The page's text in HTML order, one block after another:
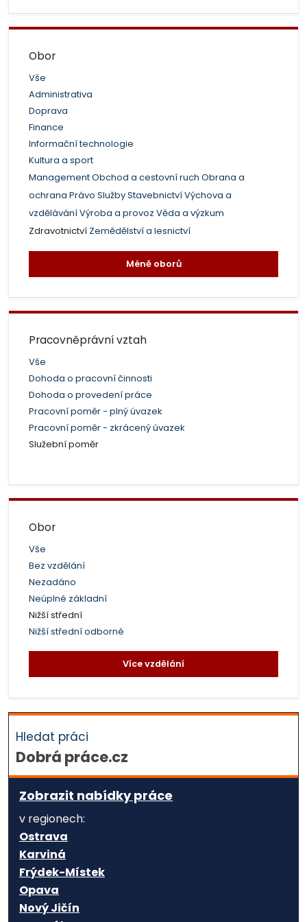
Obor
Vše
Administrativa
Doprava
Finance
Informační technologie
Kultura a sport
ManagementObchod a cestovní ruch Obrana a
ochrana Právo SlužbyStavebnictvíVýchova a
vzděláváníVýroba a provoz Věda a výzkum
Zdravotnictví Zemědělství a lesnictví
Méně oborů
Pracovněprávní vztah
Vše
Dohoda o pracovní činnosti
Dohoda o provedení práce
Pracovní poměr - plný úvazek
Pracovní poměr - zkrácený úvazek
Služební poměr
Obor
Vše
Bez vzdělání
Nezadáno
Neúplné základní
Nižší střední
Nižší střední odborné
Více vzdělání
Hledat práci
Dobrá práce.cz
Zobrazit nabídky práce
v regionech:
Ostrava
Karviná
Frýdek-Místek
Opava
Nový Jičín